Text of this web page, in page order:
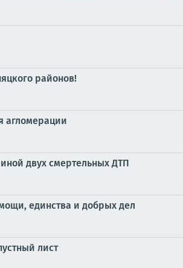
районов!
агломерации
двух смертельных ДТП
единства и добрых дел
лист